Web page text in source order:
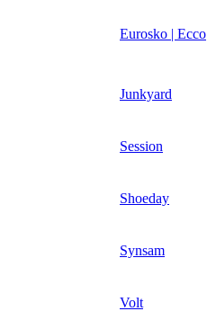
Eurosko | Ecco
Junkyard
Session
Shoeday
Synsam
Volt